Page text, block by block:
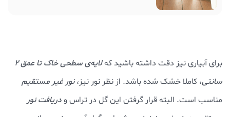
برای آبیاری نیز دقت داشته باشید که
لایه‌ی سطحی خاک تا عمق ۲
سانتی، کاملا خشک شده باشد. از نظر نور نیز،نور غیر مستقیم
مناسب است. البته قرار گرفتن این گل در تراس ودریافت نور